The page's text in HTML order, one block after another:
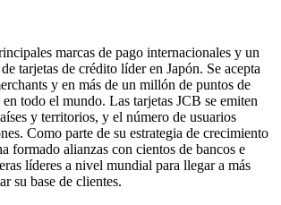
marcas de pago internacionales y un
tarjetas de crédito líder en Japón. Se acepta
y en más de un millón de puntos de
todo el mundo. Las tarjetas JCB se emiten
y territorios, y el número de usuarios
Como parte de su estrategia de crecimiento
formado alianzas con cientos de bancos e
líderes a nivel mundial para llegar a más
su base de clientes.